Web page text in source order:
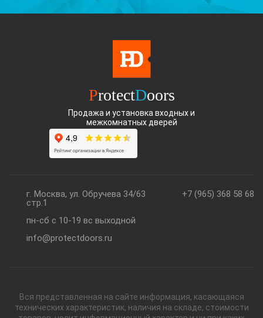
ProtectDoors
Продажа и установка входных и
межкомнатных дверей
+7 (965) 368 58 68
г. Москва, ул. Обручева 34/63
стр.1
пн-сб с 10-19 вс выходной
info@protectdoors.ru
Вся представленная на сайте информация, касающаяся
технических характеристик, наличия на складе, стоимости